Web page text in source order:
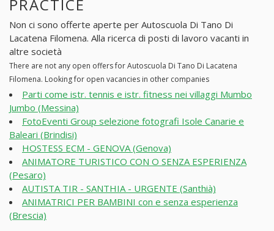
PRACTICE
Non ci sono offerte aperte per Autoscuola Di Tano Di
Lacatena Filomena. Alla ricerca di posti di lavoro vacanti in
altre società
There are not any open offers for Autoscuola Di Tano Di Lacatena
Filomena. Looking for open vacancies in other companies
Parti come istr. tennis e istr. fitness nei villaggi Mumbo
Jumbo (Messina)
FotoEventi Group selezione fotografi Isole Canarie e
Baleari (Brindisi)
HOSTESS ECM - GENOVA (Genova)
ANIMATORE TURISTICO CON O SENZA ESPERIENZA
(Pesaro)
AUTISTA TIR - SANTHIA - URGENTE (Santhià)
ANIMATRICI PER BAMBINI con e senza esperienza
(Brescia)